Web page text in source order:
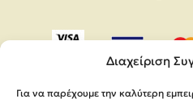
Διαχείριση
Για να παρέχουμε την καλύτερη